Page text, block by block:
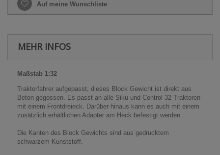
Auf meine Wunschliste
MEHR INFOS
Maßstab 1:32
Traktorfahrer aufgepasst, dieses Block Gewicht ist direkt aus
Beton gegossen. Es passt an alle Siku und Control 32 Traktoren
mit einem Frontdreieck. Darüber hinaus kann es auch mit einem
zusätzlich erhältlichen Adapter am Heck befestigt werden.
Die Kanten des Block Gewichts sind aus gedrucktem
schwarzem Kunststoff.